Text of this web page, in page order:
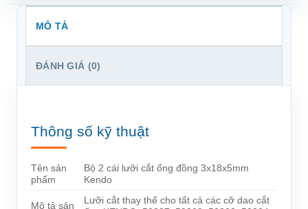
MÔ TẢ
ĐÁNH GIÁ (0)
Thông số kỹ thuật
Tên sản
phẩm
Bộ 2 cái lưỡi cắt ống đồng 3x18x5mm
Kendo
Mô tả sản
Lưỡi cắt thay thế cho tất cả các cỡ dao cắt